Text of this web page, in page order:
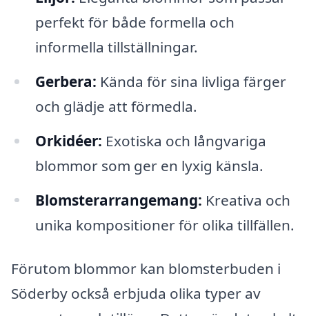
perfekt för både formella och
informella tillställningar.
Gerbera: Kända för sina livliga färger
och glädje att förmedla.
Orkidéer: Exotiska och långvariga
blommor som ger en lyxig känsla.
Blomsterarrangemang: Kreativa och
unika kompositioner för olika tillfällen.
Förutom blommor kan blomsterbuden i
Söderby också erbjuda olika typer av